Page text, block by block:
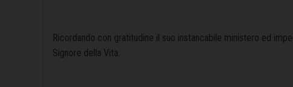
Ricordando con gratitudine il suo instancabile ministero ed
Signore della Vita.